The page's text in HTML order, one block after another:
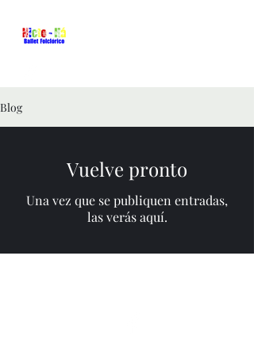
Blog
Vuelve pronto
Una vez que se publiquen entradas,
las verás aquí.